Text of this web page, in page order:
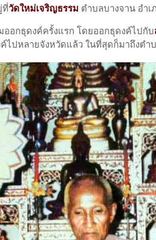
วัดใหม่เจริญธรรม ตำบลบางจาน อำเ
ออกธุดงค์ครั้งแรก โดยออกธุดงค์ไปกับ
ปหลายจังหวัดแล้ว ในที่สุดก็มาถึงตำบ